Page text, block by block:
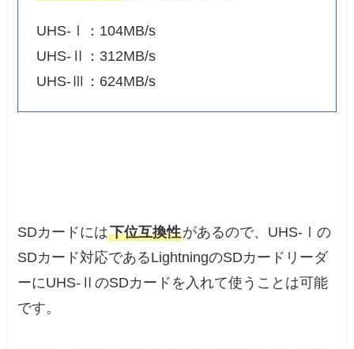
UHS-Ⅰ：104MB/s
UHS-Ⅱ：312MB/s
UHS-Ⅲ：624MB/s
SDカードには下位互換性があるので、UHS-Ⅰの
SDカード対応であるLightningのSDカードリーダ
ーにUHS-ⅡのSDカードを入れて使うことは可能
です。